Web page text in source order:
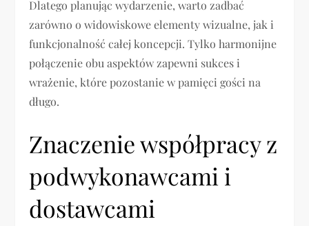
Dlatego planując wydarzenie, warto zadbać
zarówno o widowiskowe elementy wizualne, jak i
funkcjonalność całej koncepcji. Tylko harmonijne
połączenie obu aspektów zapewni sukces i
wrażenie, które pozostanie w pamięci gości na
długo.
Znaczenie współpracy z
podwykonawcami i
dostawcami